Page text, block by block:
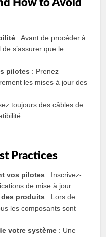
How to Avoid
: Avant de procéder à
s’assurer que le
pilotes : Prenez
les mises à jour des
toujours des câbles de
Practices
vos pilotes : Inscrivez-
de mise à jour.
produits : Lors de
les composants sont
votre système : Une